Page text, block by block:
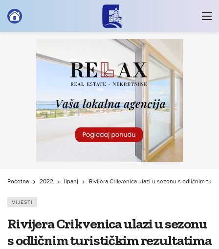
Početna 2022 lipanj Rivijera Crikvenica ulazi u sezonu s odličnim
VIJESTI
Rivijera Crikvenica ulazi u sezonu
s odličnim turističkim rezultatima